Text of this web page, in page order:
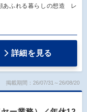
あふれる暮らしの想造 レ
詳細を見る
掲載期間：26/07/31～26/08/20